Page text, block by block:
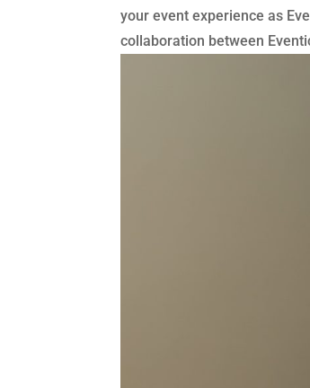
your event experience as
collaboration between